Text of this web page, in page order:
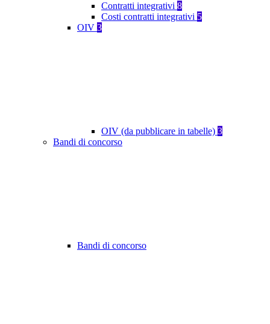
Contratti integrativi 8
Costi contratti integrativi 5
OIV 3
OIV (da pubblicare in tabelle) 3
Bandi di concorso
Bandi di concorso